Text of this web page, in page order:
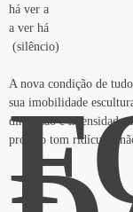
há ver a
a ver há
(silêncio)
A nova condição de
sua imobilidade
dimensão e intensidade
próprio tom ridículo